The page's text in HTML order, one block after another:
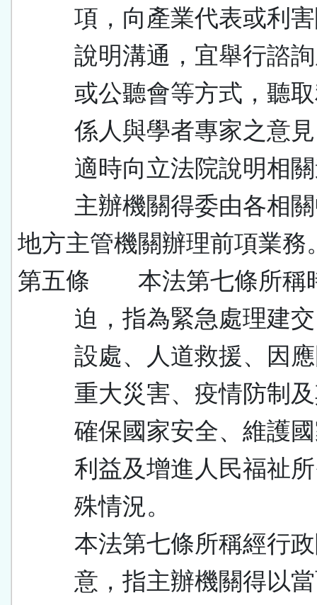
項，向產業代表或利
說明溝通，宜舉行諮
或公聽會等方式，聽
係人與學者專家之意
適時向立法院說明相
主辦機關得委由各相
地方主管機關辦理前項業務
第五條 本法第七條所稱
迫，指為緊急處理建
設處、人道救援、因
重大災害、疫情防制
確保國家安全、維護
利益及增進人民福祉
殊情況。
本法第七條所稱經行
意，指主辦機關得以